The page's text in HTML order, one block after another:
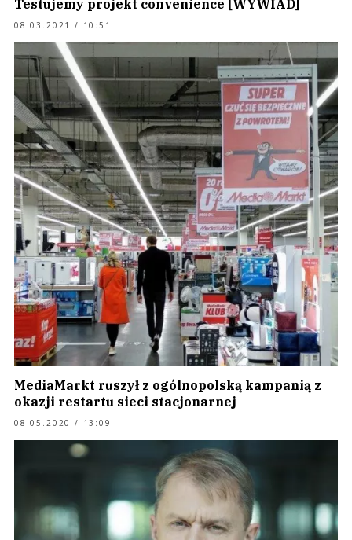
Testujemy projekt convenience [WYWIAD]
08.03.2021 / 10:51
MediaMarkt ruszył z ogólnopolską kampanią z
okazji restartu sieci stacjonarnej
08.05.2020 / 13:09